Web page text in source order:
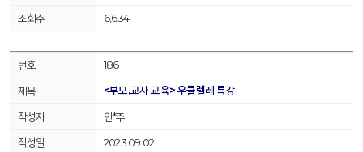
6,634
186
<부모,교사 교육> 우쿨렐레 특강
안*주
2023.09.02